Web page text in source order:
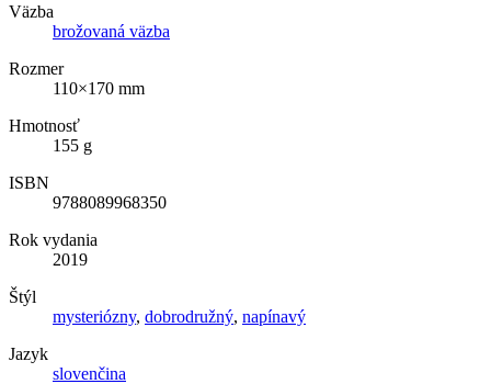
Väzba
brožovaná väzba
Rozmer
110×170 mm
Hmotnosť
155 g
ISBN
9788089968350
Rok vydania
2019
Štýl
mysteriózny, dobrodružný, napínavý
Jazyk
slovenčina